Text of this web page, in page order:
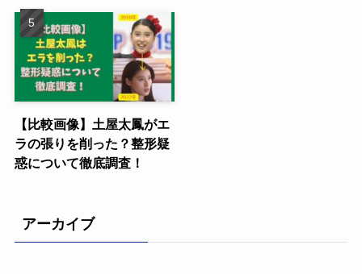
【比較画像】土屋太鳳がエ
ラの張りを削った？整形疑
惑について徹底調査！
アーカイブ